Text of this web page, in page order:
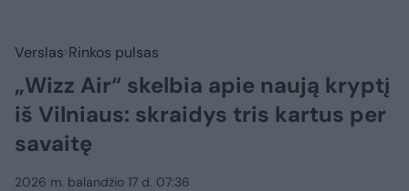
Verslas Rinkos pulsas
„Wizz Air“ skelbia apie naują kryptį
iš Vilniaus: skraidys tris kartus per
savaitę
2026 m. balandžio 17 d. 07:36